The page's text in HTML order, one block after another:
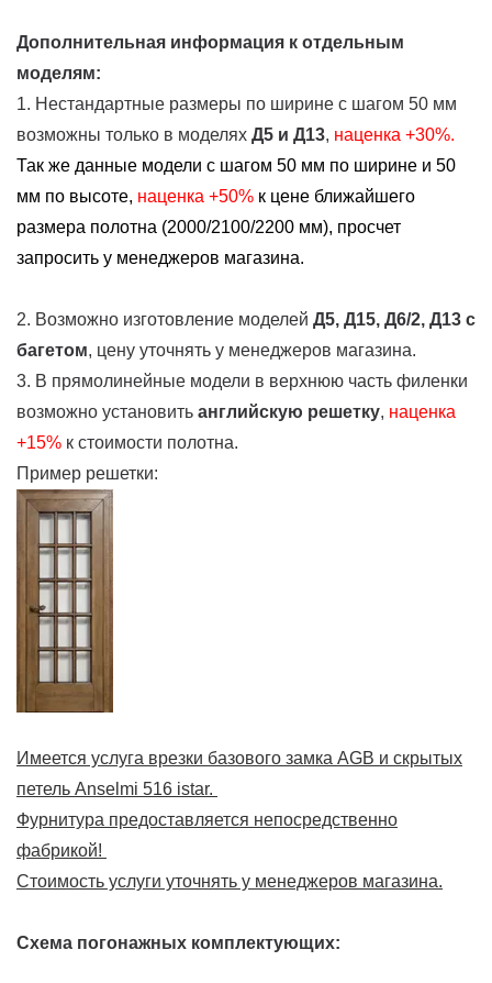
Дополнительная информация к отдельным
моделям:
1. Нестандартные размеры по ширине с шагом 50 мм
возможны только в моделях Д5 и Д13, наценка +30%.
Так же данные модели с шагом 50 мм по ширине и 50
мм по высоте, наценка +50% к цене ближайшего
размера полотна (2000/2100/2200 мм), просчет
запросить у менеджеров магазина.
2. Возможно изготовление моделей Д5, Д15, Д6/2, Д13 с
багетом, цену уточнять у менеджеров магазина.
3. В прямолинейные модели в верхнюю часть филенки
возможно установить английскую решетку, наценка
+15% к стоимости полотна.
Пример решетки:
Имеется услуга врезки базового замка AGB и скрытых
петель Anselmi 516 istar.
Фурнитура предоставляется непосредственно
фабрикой!
Стоимость услуги уточнять у менеджеров магазина.
Схема погонажных комплектующих: